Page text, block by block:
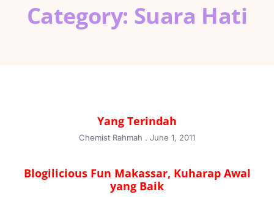
Category: Suara Hati
Yang Terindah
Chemist Rahmah June 1, 2011
Blogilicious Fun Makassar, Kuharap Awal
yang Baik